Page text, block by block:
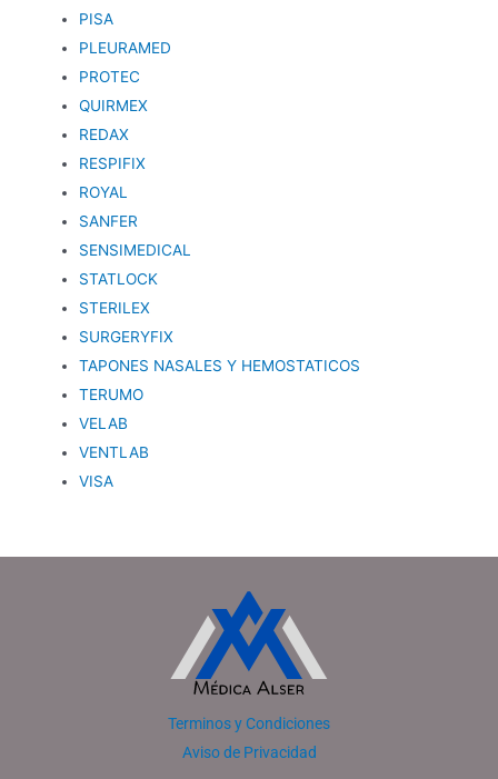
PISA
PLEURAMED
PROTEC
QUIRMEX
REDAX
RESPIFIX
ROYAL
SANFER
SENSIMEDICAL
STATLOCK
STERILEX
SURGERYFIX
TAPONES NASALES Y HEMOSTATICOS
TERUMO
VELAB
VENTLAB
VISA
Terminos y Condiciones
Aviso de Privacidad